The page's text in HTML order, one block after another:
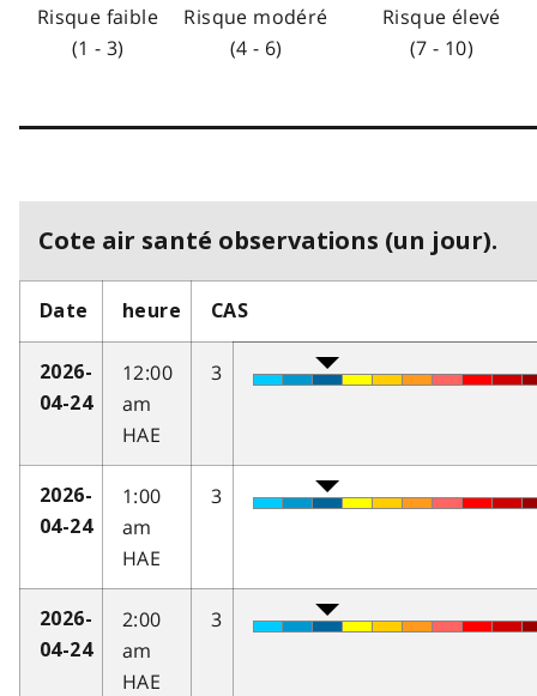
Risque faible
(1 - 3)
Risque modéré
(4 - 6)
Risque élevé
(7 - 10)
Cote air santé observations (un jour).
Date heure CAS
2026-
04-24
12:00
am
HAE
3
2026-
04-24
1:00
am
HAE
3
2026-
04-24
2:00
am
HAE
3